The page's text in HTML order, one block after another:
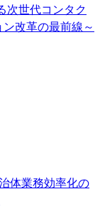
次世代コンタク
改革の最前線～
体業務効率化の